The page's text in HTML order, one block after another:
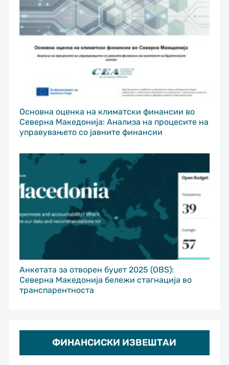
Основна оценка на климатски финансии во
Северна Македонија: Анализа на процесите на
управувањето со јавните финансии
Анкетата за отворен буџет 2025 (OBS):
Северна Македонија бележи стагнација во
транспарентноста
ФИНАНСИСКИ ИЗВЕШТАИ